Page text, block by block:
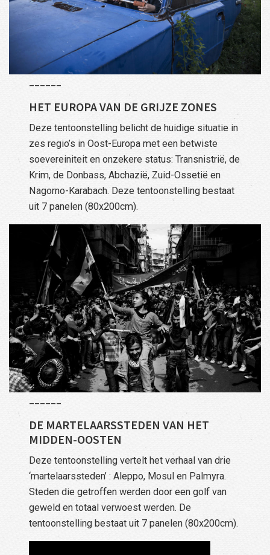
HET EUROPA VAN DE GRIJZE ZONES
Deze tentoonstelling belicht de huidige situatie in
zes regio’s in Oost-Europa met een betwiste
soevereiniteit en onzekere status: Transnistrië, de
Krim, de Donbass, Abchazië, Zuid-Ossetië en
Nagorno-Karabach. Deze tentoonstelling bestaat
uit 7 panelen (80x200cm).
DE MARTELAARSSTEDEN VAN HET
MIDDEN-OOSTEN
Deze tentoonstelling vertelt het verhaal van drie
‘martelaarssteden’ : Aleppo, Mosul en Palmyra.
Steden die getroffen werden door een golf van
geweld en totaal verwoest werden. De
tentoonstelling bestaat uit 7 panelen (80x200cm).